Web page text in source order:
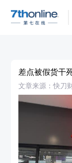
差点被假货干
文章来源：快刀